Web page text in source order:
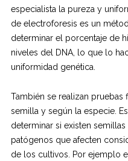
especialista la pureza y
de electroforesis es un
determinar el porcentaje de
niveles del DNA, lo que lo
uniformidad genética.
También se realizan
semilla y según la especie.
determinar si existen
patógenos que afecten
de los cultivos. Por ejemplo